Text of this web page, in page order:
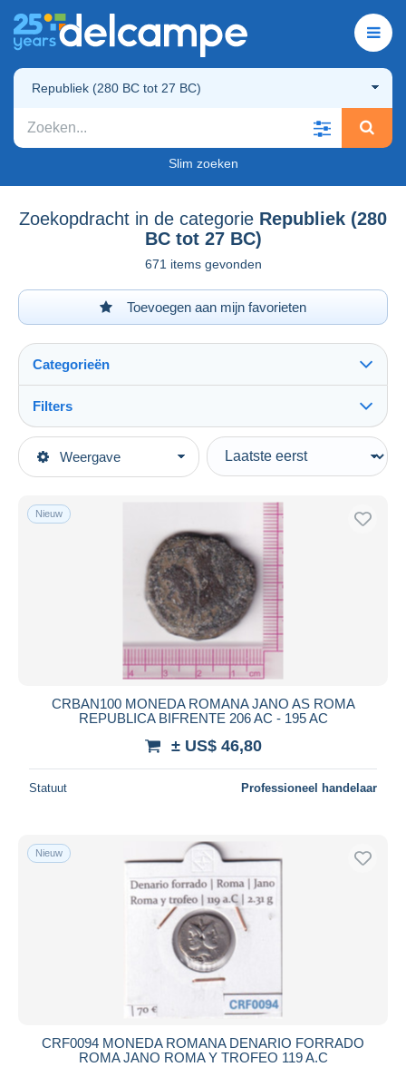
Republiek (280 BC tot 27 BC)
Slim zoeken
Zoekopdracht in de categorie Republiek (280
BC tot 27 BC)
671 items gevonden
Toevoegen aan mijn favorieten
Weergave
Categorieën
Topcategorieën
Munten
Republiek (280 BC tot 27 BC)
Filters
Type verkopen
Actief
Veiling met biedingen
Veilingen zonder biedingen
Veilinghuizen
Alle looptijden
Eindigt binnen
Prijs
Gratis levering
Betaalmiddelen
Bankoverschrijving
Bancontact
Maestro
Nieuw
CRBAN100 MONEDA ROMANA JANO AS ROMA
REPUBLICA BIFRENTE 206 AC - 195 AC
± US$ 46,80
Statuut Professioneel handelaar
Nieuw
CRF0094 MONEDA ROMANA DENARIO FORRADO
ROMA JANO ROMA Y TROFEO 119 A.C